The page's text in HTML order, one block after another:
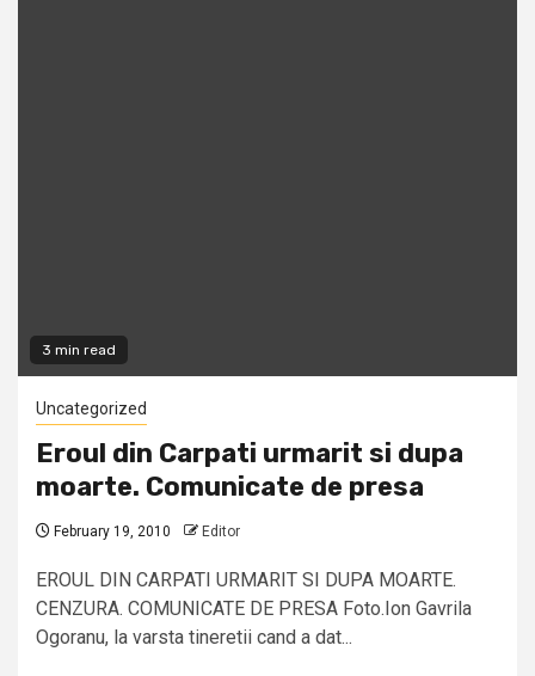
3 min read
Uncategorized
Eroul din Carpati urmarit si dupa
moarte. Comunicate de presa
February 19, 2010 Editor
EROUL DIN CARPATI URMARIT SI DUPA MOARTE.
CENZURA. COMUNICATE DE PRESA Foto.Ion Gavrila
Ogoranu, la varsta tineretii cand a dat...